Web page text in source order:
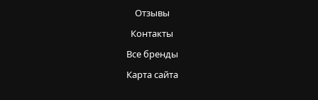
Отзывы
Контакты
Все бренды
Карта сайта